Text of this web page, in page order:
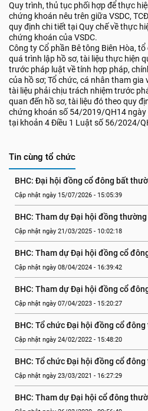
Quy trình, thủ tục phối hợp để thực
chứng khoán nêu trên giữa VSDC,
quy định chi tiết tại Quy chế về thực
chứng khoán của VSDC.
Công ty Cổ phần Bê tông Biên Hòa,
quá trình lập hồ sơ, tài liệu thực hiện
trước pháp luật về tính hợp pháp,
của hồ sơ; Tổ chức, cá nhân tham gia
tài liệu phải chịu trách nhiệm trước
quan đến hồ sơ, tài liệu đó theo quy
chứng khoán số 54/2019/QH14
tại khoản 4 Điều 1 Luật số 56/2024/
Tin cùng tổ chức
BHC: Đại hội đồng cổ đông bất
Cập nhật ngày 15/07/2026 - 15:05:39
BHC: Tham dự Đại hội đồng
Cập nhật ngày 21/03/2025 - 10:02:18
BHC: Tham dự Đại hội đồng cổ
Cập nhật ngày 08/04/2024 - 16:39:42
BHC: Tham dự Đại hội đồng cổ
Cập nhật ngày 07/04/2023 - 15:20:27
BHC: Tổ chức Đại hội đồng cổ
Cập nhật ngày 24/02/2022 - 15:48:20
BHC: Tổ chức Đại hội đồng cổ
Cập nhật ngày 23/03/2021 - 16:27:29
BHC: Tham dự Đại hội cổ đông